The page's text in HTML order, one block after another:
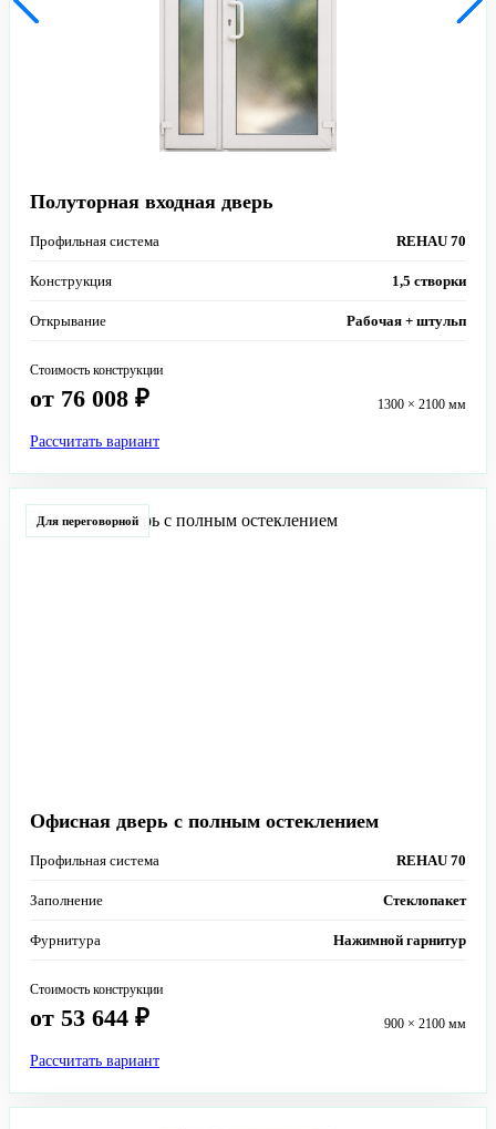
Полуторная входная дверь
Профильная система REHAU 70
Конструкция 1,5 створки
Открывание Рабочая + штульп
Стоимость конструкции
от 76 008 ₽ 1300 × 2100 мм
Рассчитать вариант
Для переговорной
Офисная дверь с полным остеклением
Профильная система REHAU 70
Заполнение Стеклопакет
Фурнитура Нажимной гарнитур
Стоимость конструкции
от 53 644 ₽ 900 × 2100 мм
Рассчитать вариант